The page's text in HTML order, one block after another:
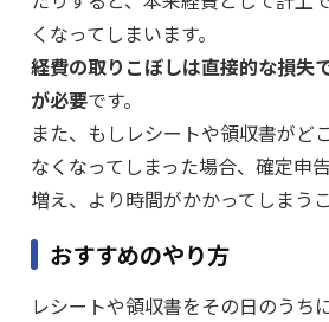
くなってしまいます。
経費の取りこぼしは直接的な損失
が必要です。
また、もしレシートや領収書がど
なくなってしまった場合、確定申
増え、より時間がかかってしまう
おすすめのやり方
レシートや領収書をその日のうち